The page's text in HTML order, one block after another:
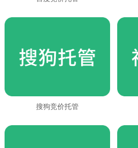
搜狗竞价托管